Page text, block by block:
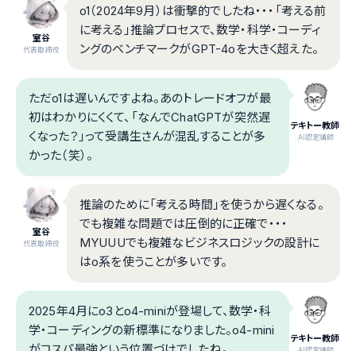
室谷
代表取締役
o1（2024年9月）は衝撃的でしたね・・・「考える前
に考える」推論プロセスで、数学・科学・コーディ
ングのベンチマークがGPT-4oを大きく超えた。
テキトー教師
.AI認定講師
ただo1は遅いんですよね。あのトレードオフが最
初はわかりにくくて、「なんでChatGPTが突然遅
くなった？」って受講生さんが混乱することが多
かった（笑）。
室谷
代表取締役
推論のために「考える時間」を使うから遅くなる。
でも複雑な問題では圧倒的に正確で・・・
MYUUUでも複雑なビジネスロジックの設計に
はo系を使うことが多いです。
テキトー教師
2025年4月にo3とo4-miniが登場して、数学・科
学・コーディングの新標準になりました。o4-mini